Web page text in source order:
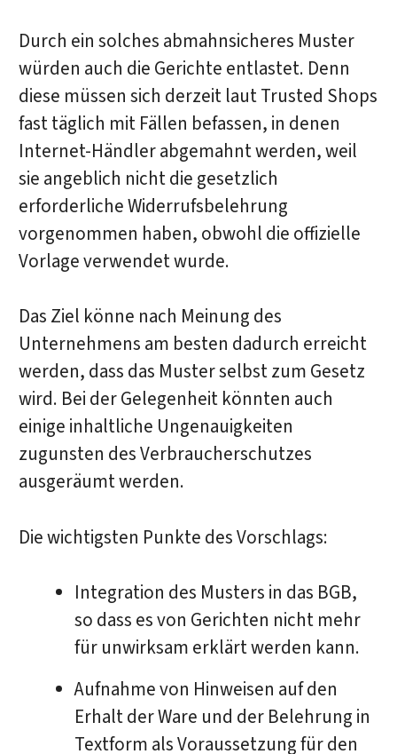
Durch ein solches abmahnsicheres Muster
würden auch die Gerichte entlastet. Denn
diese müssen sich derzeit laut Trusted Shops
fast täglich mit Fällen befassen, in denen
Internet-Händler abgemahnt werden, weil
sie angeblich nicht die gesetzlich
erforderliche Widerrufsbelehrung
vorgenommen haben, obwohl die offizielle
Vorlage verwendet wurde.
Das Ziel könne nach Meinung des
Unternehmens am besten dadurch erreicht
werden, dass das Muster selbst zum Gesetz
wird. Bei der Gelegenheit könnten auch
einige inhaltliche Ungenauigkeiten
zugunsten des Verbraucherschutzes
ausgeräumt werden.
Die wichtigsten Punkte des Vorschlags:
Integration des Musters in das BGB,
so dass es von Gerichten nicht mehr
für unwirksam erklärt werden kann.
Aufnahme von Hinweisen auf den
Erhalt der Ware und der Belehrung in
Textform als Voraussetzung für den